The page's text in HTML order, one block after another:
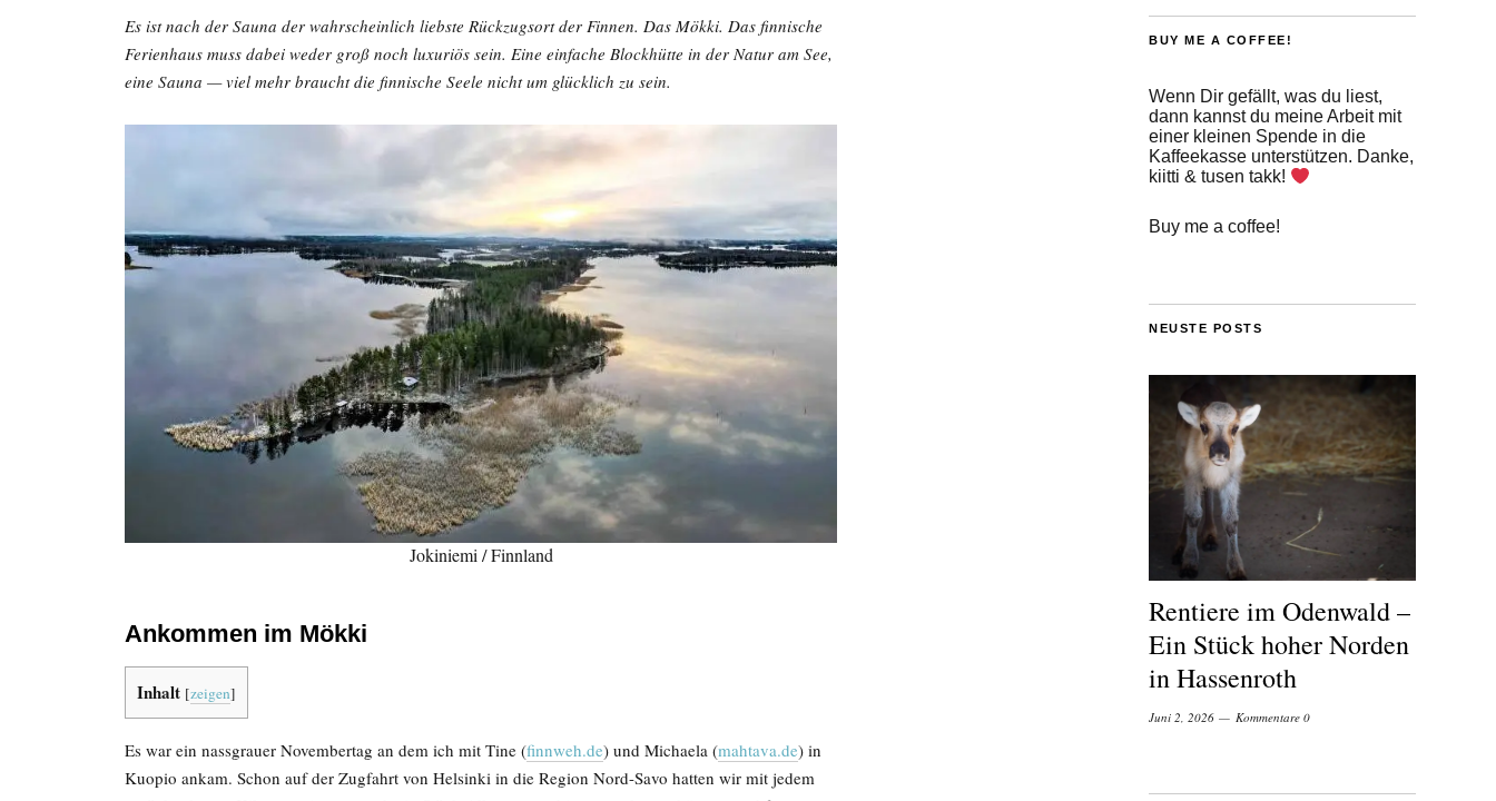
Es ist nach der Sauna der wahrscheinlich liebste Rückzugsort der Finnen. Das Mökki. Das finnische
Ferienhaus muss dabei weder groß noch luxuriös sein. Eine einfache Blockhütte in der Natur am See,
eine Sauna — viel mehr braucht die finnische Seele nicht um glücklich zu sein.
Jokiniemi / Finnland
Ankommen im Mökki
Inhalt [zeigen]
Es war ein nassgrauer Novembertag an dem ich mit Tine (finnweh.de) und Michaela (mahtava.de) in
Kuopio ankam. Schon auf der Zugfahrt von Helsinki in die Region Nord-Savo hatten wir mit jedem
BUY ME A COFFEE!
Wenn Dir gefällt, was du liest,
dann kannst du meine Arbeit mit
einer kleinen Spende in die
Kaffeekasse unterstützen. Danke,
kiitti & tusen takk!
Buy me a coffee!
NEUSTE POSTS
Rentiere im Odenwald –
Ein Stück hoher Norden
in Hassenroth
Juni 2, 2026 Kommentare 0